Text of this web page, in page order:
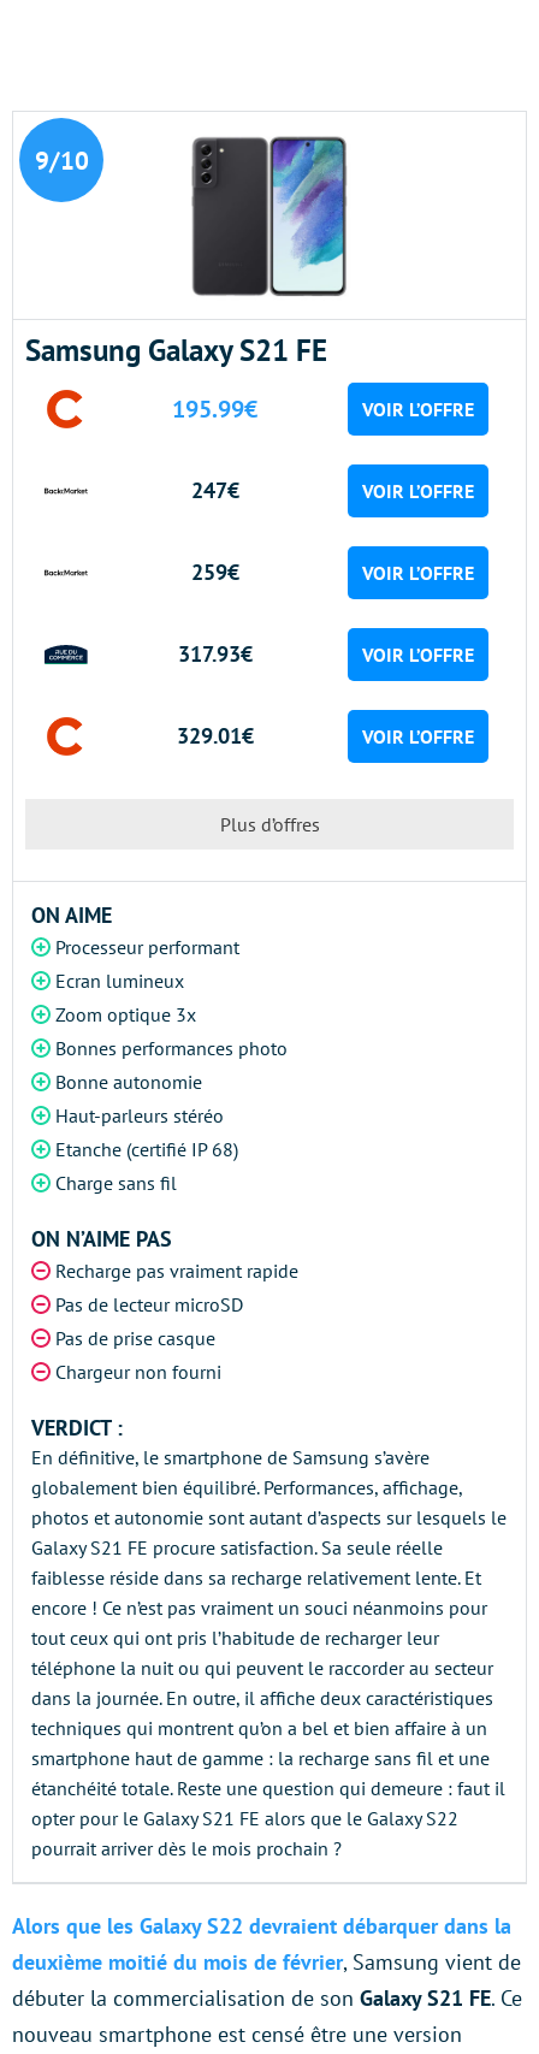
9/10
Samsung Galaxy S21 FE
195.99€ VOIR L’OFFRE
247€ VOIR L’OFFRE
259€ VOIR L’OFFRE
317.93€ VOIR L’OFFRE
329.01€ VOIR L’OFFRE
Plus d’offres
ON AIME
Processeur performant
Ecran lumineux
Zoom optique 3x
Bonnes performances photo
Bonne autonomie
Haut-parleurs stéréo
Etanche (certifié IP 68)
Charge sans fil
ON N’AIME PAS
Recharge pas vraiment rapide
Pas de lecteur microSD
Pas de prise casque
Chargeur non fourni
VERDICT :
En définitive, le smartphone de Samsung s’avère
globalement bien équilibré. Performances, affichage,
photos et autonomie sont autant d’aspects sur lesquels le
Galaxy S21 FE procure satisfaction. Sa seule réelle
faiblesse réside dans sa recharge relativement lente. Et
encore ! Ce n’est pas vraiment un souci néanmoins pour
tout ceux qui ont pris l’habitude de recharger leur
téléphone la nuit ou qui peuvent le raccorder au secteur
dans la journée. En outre, il affiche deux caractéristiques
techniques qui montrent qu’on a bel et bien affaire à un
smartphone haut de gamme : la recharge sans fil et une
étanchéité totale. Reste une question qui demeure : faut il
opter pour le Galaxy S21 FE alors que le Galaxy S22
pourrait arriver dès le mois prochain ?
Alors que les Galaxy S22 devraient débarquer dans la
deuxième moitié du mois de février, Samsung vient de
débuter la commercialisation de son Galaxy S21 FE. Ce
nouveau smartphone est censé être une version